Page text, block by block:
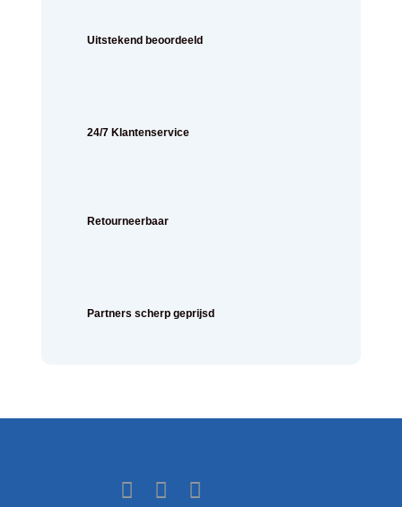
Uitstekend beoordeeld
24/7 Klantenservice
Retourneerbaar
Partners scherp geprijsd